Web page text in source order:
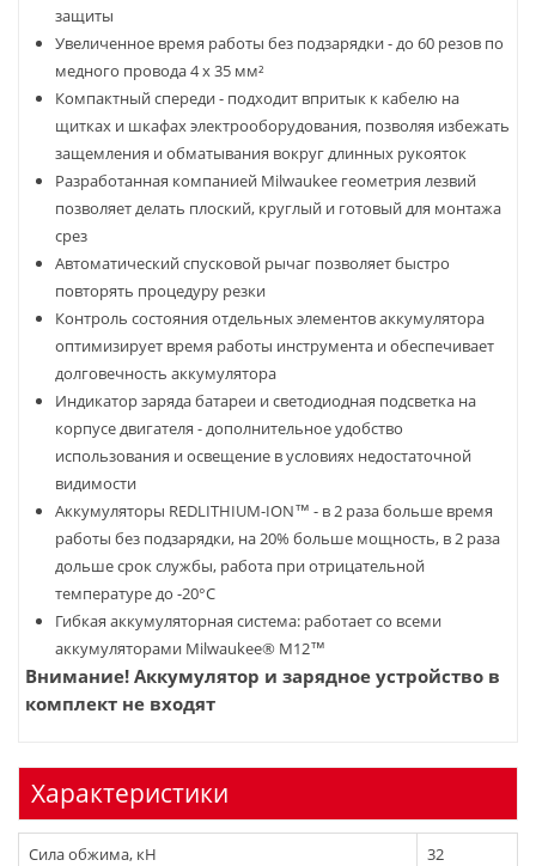
защиты
Увеличенное время работы без подзарядки - до 60 резов по
медного провода 4 х 35 мм²
Компактный спереди - подходит впритык к кабелю на
щитках и шкафах электрооборудования, позволяя избежать
защемления и обматывания вокруг длинных рукояток
Разработанная компанией Milwaukee геометрия лезвий
позволяет делать плоский, круглый и готовый для монтажа
срез
Автоматический спусковой рычаг позволяет быстро
повторять процедуру резки
Контроль состояния отдельных элементов аккумулятора
оптимизирует время работы инструмента и обеспечивает
долговечность аккумулятора
Индикатор заряда батареи и светодиодная подсветка на
корпусе двигателя - дополнительное удобство
использования и освещение в условиях недостаточной
видимости
Аккумуляторы REDLITHIUM-ION™ - в 2 раза больше время
работы без подзарядки, на 20% больше мощность, в 2 раза
дольше срок службы, работа при отрицательной
температуре до -20°С
Гибкая аккумуляторная система: работает со всеми
аккумуляторами Milwaukee® M12™
Внимание! Аккумулятор и зарядное устройство в
комплект не входят
Характеристики
Cила обжима, кН
32